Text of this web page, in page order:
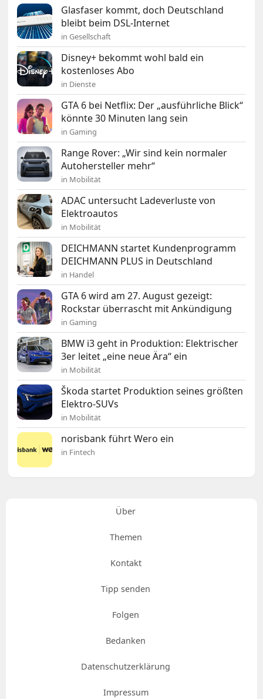
Glasfaser kommt, doch Deutschland
bleibt beim DSL-Internet
in Gesellschaft
Disney+ bekommt wohl bald ein
kostenloses Abo
in Dienste
GTA 6 bei Netflix: Der „ausführliche Blick“
könnte 30 Minuten lang sein
in Gaming
Range Rover: „Wir sind kein normaler
Autohersteller mehr“
in Mobilität
ADAC untersucht Ladeverluste von
Elektroautos
in Mobilität
DEICHMANN startet Kundenprogramm
DEICHMANN PLUS in Deutschland
in Handel
GTA 6 wird am 27. August gezeigt:
Rockstar überrascht mit Ankündigung
in Gaming
BMW i3 geht in Produktion: Elektrischer
3er leitet „eine neue Ära“ ein
in Mobilität
Škoda startet Produktion seines größten
Elektro-SUVs
in Mobilität
norisbank führt Wero ein
in Fintech
Über
Themen
Kontakt
Tipp senden
Folgen
Bedanken
Datenschutzerklärung
Impressum